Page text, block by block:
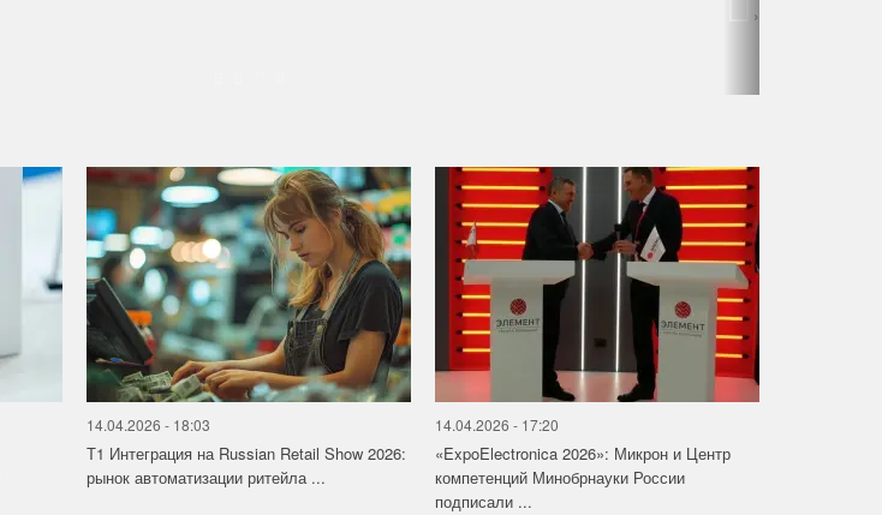
›
14.04.2026 - 18:03
Т1 Интеграция на Russian Retail Show 2026:
рынок автоматизации ритейла ...
14.04.2026 - 17:20
«ExpoElectronica 2026»: Микрон и Центр
компетенций Минобрнауки России
подписали ...